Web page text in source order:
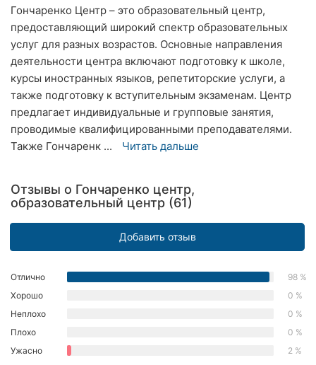
Киев
Запорожье
Днепр
Львов
Николаев
Чернигов
Черновцы
Гончаренко Центр – это образовательный центр,
предоставляющий широкий спектр образовательных
услуг для разных возрастов. Основные направления
деятельности центра включают подготовку к школе,
курсы иностранных языков, репетиторские услуги, а
также подготовку к вступительным экзаменам. Центр
предлагает индивидуальные и групповые занятия,
проводимые квалифицированными преподавателями.
Также Гончаренк ...
Читать дальше
Отзывы о Гончаренко центр,
образовательный центр (61)
Добавить отзыв
Отлично
98 %
Хорошо
0 %
Неплохо
0 %
Плохо
0 %
Ужасно
2 %